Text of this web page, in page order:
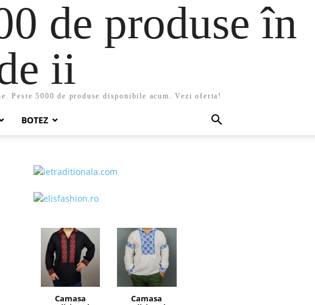
de produse în
ii
Peste 5000 de produse disponibile acum. Vezi oferta!
BOTEZ
Camasa
Camasa